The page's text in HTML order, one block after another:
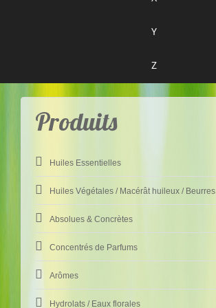
Y
Z
Produits
Huiles Essentielles
Huiles Végétales / Macérât huileux / Beurres
Absolues & Concrètes
Concentrés de Parfums
Arômes
Hydrolats / Eaux florales